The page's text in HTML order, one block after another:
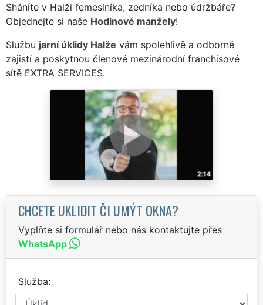
Sháníte v Halži řemeslníka, zedníka nebo údržbáře?
Objednejte si naše Hodinové manžely!
Službu jarní úklidy Halže vám spolehlivě a odborně
zajistí a poskytnou členové mezinárodní franchisové
sítě EXTRA SERVICES.
CHCETE UKLIDIT ČI UMÝT OKNA?
Vyplňte si formulář nebo nás kontaktujte přes
WhatsApp
Služba